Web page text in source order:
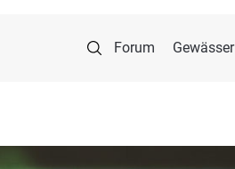
Forum Gewässer